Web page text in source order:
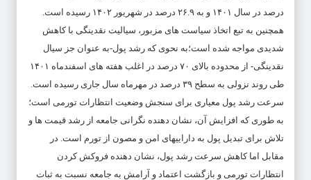
درصد در سال ۱۴۰۱ و به ۲۶.۹ درصد در شهریور ۱۴۰۲ رسیده است.
همچنین به تبع اتخاذ سیاست های مزبور، سیالیت نقدینگی با کاهش
شدیدی مواجه شده است؛به نحوی که رشد پول‏-به عنوان جز سیال
نقدینگی‏- از محدوده بالای ۷۰ درصد در اغلب هفته های اسفندماه ۱۴۰۱
طی روند نزولی به سطح ۳۹ درصد در مهرماه سال جاری رسیده است.
سرعت رشد پول معیاری برای سنجش وضعیت انتظارات تورمی است؛
به طوری که افزایش آن، نشان دهنده نگرانی جامعه از رشد قیمت ها و
تلاش برای تبدیل پول به داراییهای امن و مصون از تورم است. در
مقابل اما کاهش سرعت رشد پول، نشان دهنده فروکش کردن
انتظارات تورمی و بازگشت اعتماد و آرامش به جامعه نسبت به ثبات